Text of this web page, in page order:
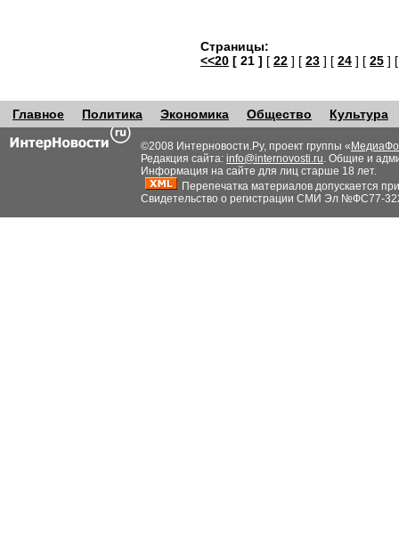
Страницы:
<<20 [ 21 ] [ 22 ] [ 23 ] [ 24 ] [ 25 ]
Главное Политика Экономика Общество Культура
©2008 Интерновости.Ру, проект группы «
Редакция сайта: info@internovosti.ru. Общие и
Информация на сайте для лиц старше 18 лет.
Перепечатка материалов допускается
Свидетельство о регистрации СМИ Эл №ФС77-